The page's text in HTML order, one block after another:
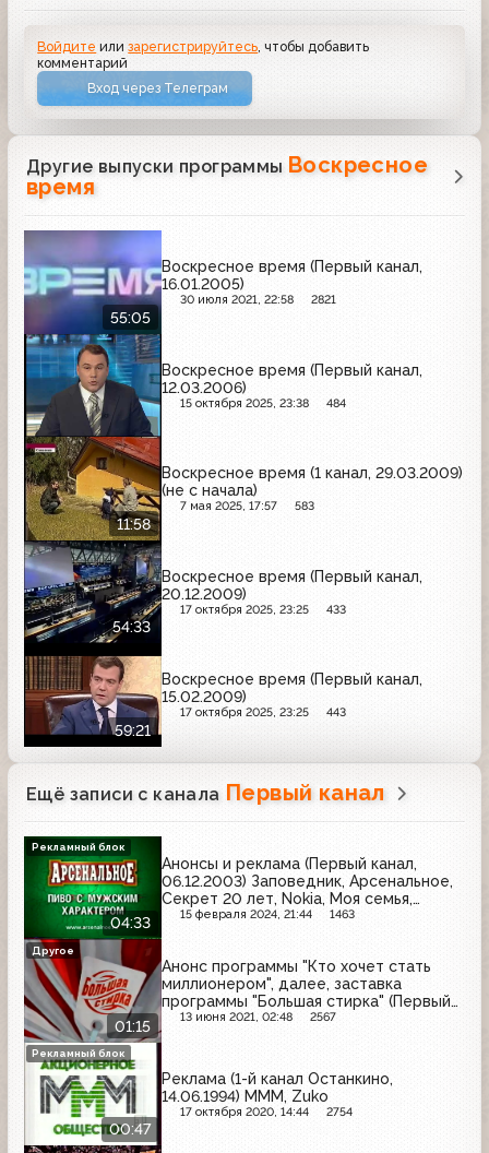
Войдите илизарегистрируйтесь , чтобы добавить
комментарий
Вход через Телеграм
Другие выпуски программы Воскресное
время
55:05
Воскресное время (Первый канал,
16.01.2005)
30 июля 2021, 22:58 2821
Воскресное время (Первый канал,
12.03.2006)
15 октября 2025, 23:38 484
11:58
Воскресное время (1 канал, 29.03.2009)
(не с начала)
7 мая 2025, 17:57 583
54:33
Воскресное время (Первый канал,
20.12.2009)
17 октября 2025, 23:25 433
59:21
Воскресное время (Первый канал,
15.02.2009)
17 октября 2025, 23:25 443
Ещё записи с канала Первый канал
04:33
Анонсы и реклама (Первый канал,
06.12.2003) Заповедник, Арсенальное,
Секрет 20 лет, Nokia, Моя семья,
Выборы-2003, Чёрный жемчуг,
15 февраля 2024, 21:44 1463
Рекламный блок
01:15
Анонс программы "Кто хочет стать
миллионером", далее, заставка
программы "Большая стирка" (Первый
канал, 08.03.2003)
13 июня 2021, 02:48 2567
Другое
00:47
Реклама (1-й канал Останкино,
14.06.1994) МММ, Zuko
17 октября 2020, 14:44 2754
Рекламный блок